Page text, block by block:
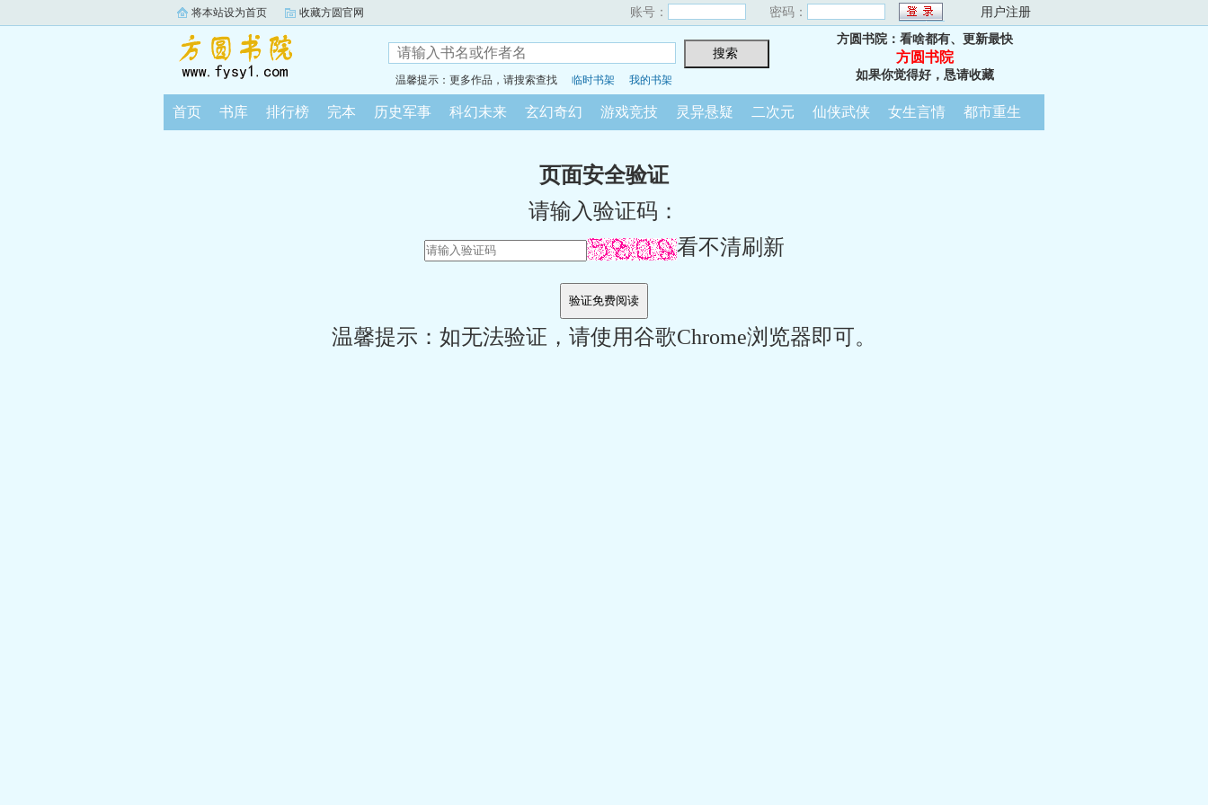
将本站设为首页 收藏方圆官网 账号： 密码： 用户注册
温馨提示：更多作品，请搜索查找 临时书架 我的书架
方圆书院：看啥都有、更新最快
方圆书院
如果你觉得好，恳请收藏
首页 书库 排行榜 完本 历史军事 科幻未来 玄幻奇幻 游戏竞技 灵异悬疑 二次元 仙侠武侠 女生言情 都市重生
页面安全验证
请输入验证码：
看不清刷新
温馨提示：如无法验证，请使用谷歌Chrome浏览器即可。